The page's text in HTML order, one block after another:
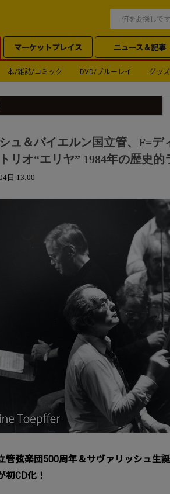
マーケットプレイス ニュース＆記事
本/雑誌/コミック DVD/ブルーレイ グッズ
ュ＆バイエルン国立管、F=デ
リオ“エリヤ” 1984年の歴史的
日 13:00
管弦楽団500周年＆サヴァリッシュ生
初CD化！